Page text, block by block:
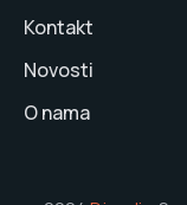
Kontakt
Novosti
O nama